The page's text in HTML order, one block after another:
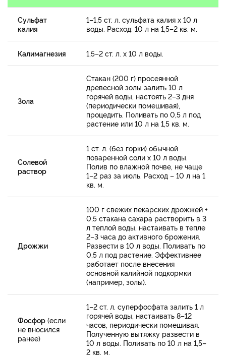
Сульфат
калия
1–1,5 ст. л. сульфата калия х 10 л
воды. Расход: 10 л на 1,5–2 кв. м.
Калимагнезия 1,5–2 ст. л. х 10 л воды.
Зола
Стакан (200 г) просеянной
древесной золы залить 10 л
горячей воды, настоять 2–3 дня
(периодически помешивая),
процедить. Поливать по 0,5 л под
растение или 10 л на 1,5 кв. м.
Солевой
раствор
1 ст. л. (без горки) обычной
поваренной соли х 10 л воды.
Полив по влажной почве, не чаще
1–2 раз за июль. Расход – 10 л на 1
кв. м.
Дрожжи
100 г свежих пекарских дрожжей +
0,5 стакана сахара растворить в 3
л теплой воды, настаивать в тепле
2–3 часа до активного брожения.
Развести в 10 л воды. Поливать по
0,5 л под растение. Эффективнее
работает после внесения
основной калийной подкормки
(например, золы).
Фосфор (если
не вносился
ранее)
1–2 ст. л. суперфосфата залить 1 л
горячей воды, настаивать 8–12
часов, периодически помешивая.
Полученную вытяжку развести в
10 л воды. Поливать по 10 л на 1,5–
2 кв. м.